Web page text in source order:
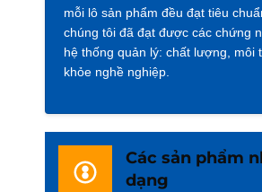
mỗi lô sản phẩm đều đạt tiêu
chúng tôi đã đạt được các chứng
hệ thống quản lý: chất lượng, môi
khỏe nghề nghiệp.
Các sản phẩm
dạng